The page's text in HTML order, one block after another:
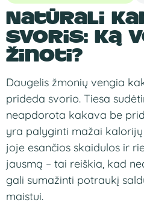
Natūrali
svoris: ką
žinoti?
Daugelis žmonių vengia
prideda svorio. Tiesa
neapdorota kakava be
yra palyginti mažai
joje esančios skaidulos ir
jausmą – tai reiškia, kad
gali sumažinti potraukį
maistui.